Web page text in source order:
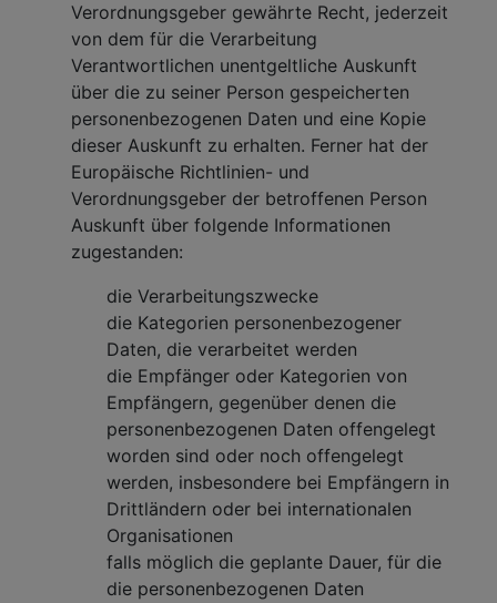
Verordnungsgeber gewährte Recht, jederzeit
von dem für die Verarbeitung
Verantwortlichen unentgeltliche Auskunft
über die zu seiner Person gespeicherten
personenbezogenen Daten und eine Kopie
dieser Auskunft zu erhalten. Ferner hat der
Europäische Richtlinien- und
Verordnungsgeber der betroffenen Person
Auskunft über folgende Informationen
zugestanden:
die Verarbeitungszwecke
die Kategorien personenbezogener
Daten, die verarbeitet werden
die Empfänger oder Kategorien von
Empfängern, gegenüber denen die
personenbezogenen Daten offengelegt
worden sind oder noch offengelegt
werden, insbesondere bei Empfängern in
Drittländern oder bei internationalen
Organisationen
falls möglich die geplante Dauer, für die
die personenbezogenen Daten